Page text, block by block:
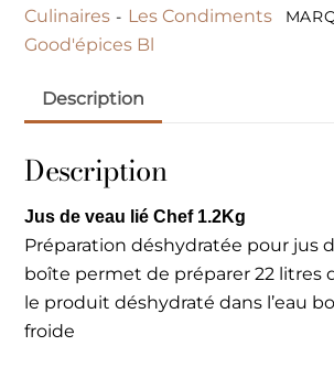
Culinaires - Les Condiments
Good'épices Bl
Description
Description
Jus de veau lié Chef 1.2Kg
Préparation déshydratée pour jus
boîte permet de préparer 22 litres
le produit déshydraté dans l’eau
froide